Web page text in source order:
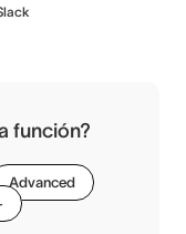
función?
Advanced